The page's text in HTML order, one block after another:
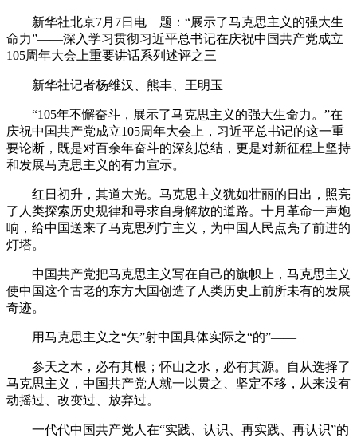
新华社北京7月7日电 题：“展示了马克思主义的强大生
命力”——深入学习贯彻习近平总书记在庆祝中国共产党成立
105周年大会上重要讲话系列述评之三
新华社记者杨维汉、熊丰、王明玉
“105年不懈奋斗，展示了马克思主义的强大生命力。”在
庆祝中国共产党成立105周年大会上，习近平总书记的这一重
要论断，既是对百余年奋斗的深刻总结，更是对新征程上坚持
和发展马克思主义的有力宣示。
红日初升，其道大光。马克思主义犹如壮丽的日出，照亮
了人类探索历史规律和寻求自身解放的道路。十月革命一声炮
响，给中国送来了马克思列宁主义，为中国人民点亮了前进的
灯塔。
中国共产党把马克思主义写在自己的旗帜上，马克思主义
使中国这个古老的东方大国创造了人类历史上前所未有的发展
奇迹。
用马克思主义之“矢”射中国具体实际之“的”——
参天之木，必有其根；怀山之水，必有其源。自从选择了
马克思主义，中国共产党人就一以贯之、坚定不移，从来没有
动摇过、改变过、放弃过。
一代代中国共产党人在“实践、认识、再实践、再认识”的